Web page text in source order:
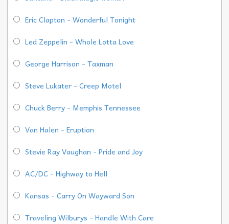
Eric Clapton - Wonderful Tonight
Led Zeppelin - Whole Lotta Love
George Harrison - Taxman
Steve Lukater - Creep Motel
Chuck Berry - Memphis Tennessee
Van Halen - Eruption
Stevie Ray Vaughan - Pride and Joy
AC/DC - Highway to Hell
Kansas - Carry On Wayward Son
Traveling Wilburys - Handle With Care